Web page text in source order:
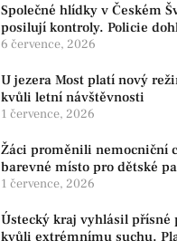
Společné hlídky v Českém
posilují kontroly. Policie
bezpečnost i ochranu přírody
6 července, 2026
U jezera Most platí nový
kvůli letní návštěvnosti
1 července, 2026
Žáci proměnili nemocniční
barevné místo pro dětské
1 července, 2026
Ústecký kraj vyhlásil přísné
kvůli extrémnímu suchu.